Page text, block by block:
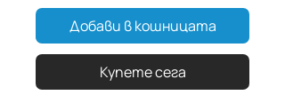
Добави в кошницата
Купете сега